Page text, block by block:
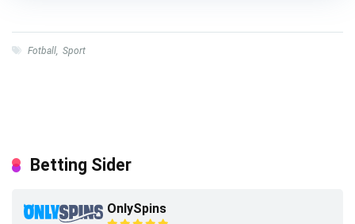
Fotball Sport
Betting Sider
OnlySpins